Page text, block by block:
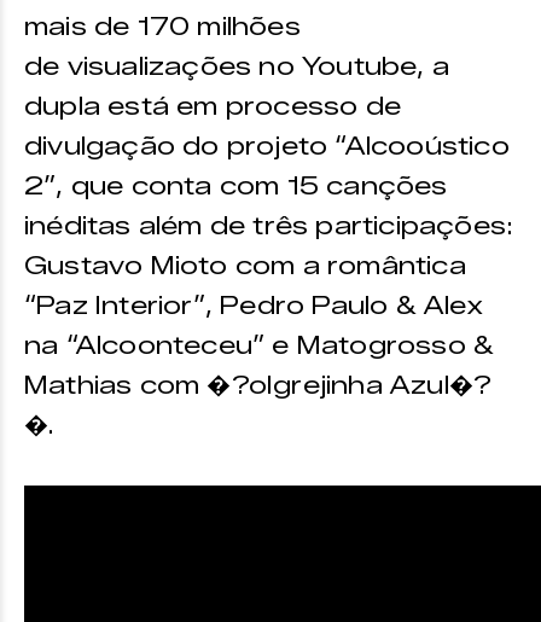
mais de 170 milhões
de visualizações no Youtube, a
dupla está em processo de
divulgação do projeto “Alcooústico
2”, que conta com 15 canções
inéditas além de três participações:
Gustavo Mioto com a romântica
“Paz Interior”, Pedro Paulo & Alex
na “Alcoonteceu” e Matogrosso &
Mathias com �?oIgrejinha Azul�?
�.